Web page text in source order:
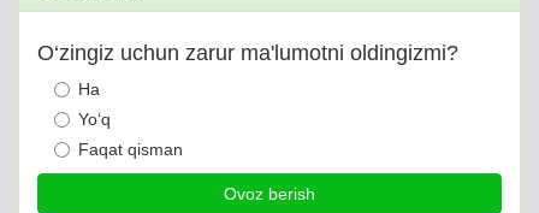
O‘zingiz uchun zarur ma'lumotni oldingizmi?
Ha
Yo‘q
Faqat qisman